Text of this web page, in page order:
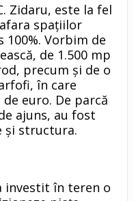
Zidaru, este la fel
spațiilor
Vorbim de
de 1.500 mp
precum și de o
în care
euro. De parcă
ajuns, au fost
și structura.
investit în teren o